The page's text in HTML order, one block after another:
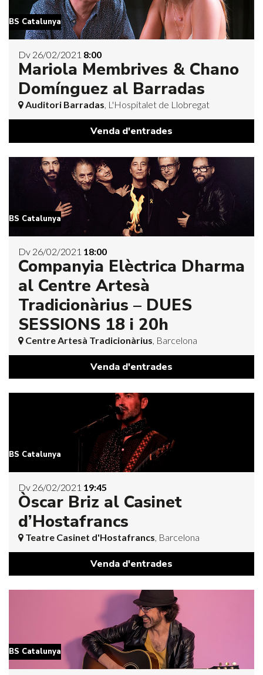
BS Catalunya
Dv 26/02/2021 8:00
Mariola Membrives & Chano
Domínguez al Barradas
Auditori Barradas, L'Hospitalet de Llobregat
Venda d'entrades
BS Catalunya
Dv 26/02/2021 18:00
Companyia Elèctrica Dharma
al Centre Artesà
Tradicionàrius – DUES
SESSIONS 18 i 20h
Centre Artesà Tradicionàrius, Barcelona
Venda d'entrades
BS Catalunya
Dv 26/02/2021 19:45
Òscar Briz al Casinet
d’Hostafrancs
Teatre Casinet d'Hostafrancs, Barcelona
Venda d'entrades
BS Catalunya